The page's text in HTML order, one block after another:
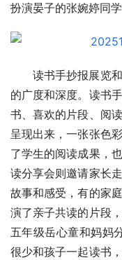
扮演晏子的张婉婷同学
读书手抄报展览
的广度和深度。读书
书、喜欢的片段、阅
呈现出来，一张张色
了学生的阅读成果，
读分享会则邀请家长
故事和感受，有的家
演了亲子共读的片段
五年级岳心童和妈妈
很少和孩子一起读书